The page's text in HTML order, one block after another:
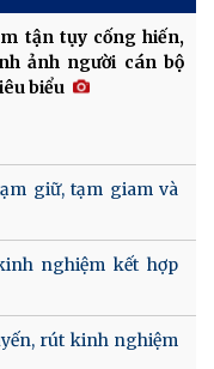
tận tụy cống hiến,
ảnh người cán bộ
biểu
giữ, tạm giam và
nghiệm kết hợp
rút kinh nghiệm